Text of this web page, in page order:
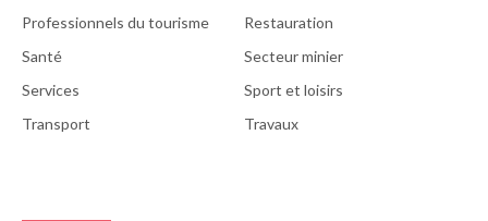
Professionnels du tourisme
Restauration
Santé
Secteur minier
Services
Sport et loisirs
Transport
Travaux